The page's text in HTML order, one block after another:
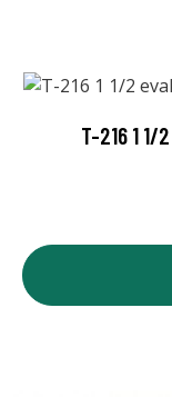
T-216 1 1/